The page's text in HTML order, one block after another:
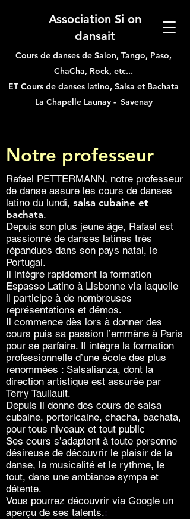
Association Si on
dansait
Cours de danses de Salon, Tango, Paso,
ChaCha, Rock, etc...
ET Cours de danses latino, Salsa et Bachata
La Chapelle Launay - Savenay
Notre professeur
Rafael PETTERMANN, notre professeur
de danse assure les cours de danses
latino du lundi, salsa cubaine et
bachata.
Depuis son plus jeune âge, Rafael est
passionné de danses latines très
répandues dans son pays natal, le
Portugal.
Il intègre rapidement la formation
Espasso Latino à Lisbonne via laquelle
il participe à de nombreuses
représentations et démos.
Il commence dès lors à donner des
cours puis sa passion l’emmène à Paris
pour se parfaire. Il intègre la formation
professionnelle d’une école des plus
renommées : Salsalianza, dont la
direction artistique est assurée par
Terry Tauliault.
Depuis il donne des cours de salsa
cubaine, portoricaine, chacha, bachata,
pour tous niveaux et tout public
Ses cours s’adaptent à toute personne
désireuse de découvrir le plaisir de la
danse, la musicalité et le rythme, le
tout, dans une ambiance sympa et
détente.
Vous pourrez découvrir via Google un
aperçu de ses talents.: